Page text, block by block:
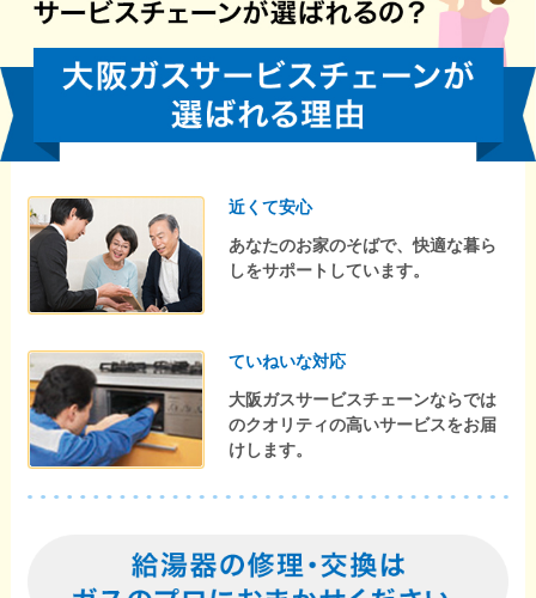
近くて安心
あなたのお家のそばで、快適な暮ら
しをサポートしています。
ていねいな対応
大阪ガスサービスチェーンならでは
のクオリティの高いサービスをお届
けします。